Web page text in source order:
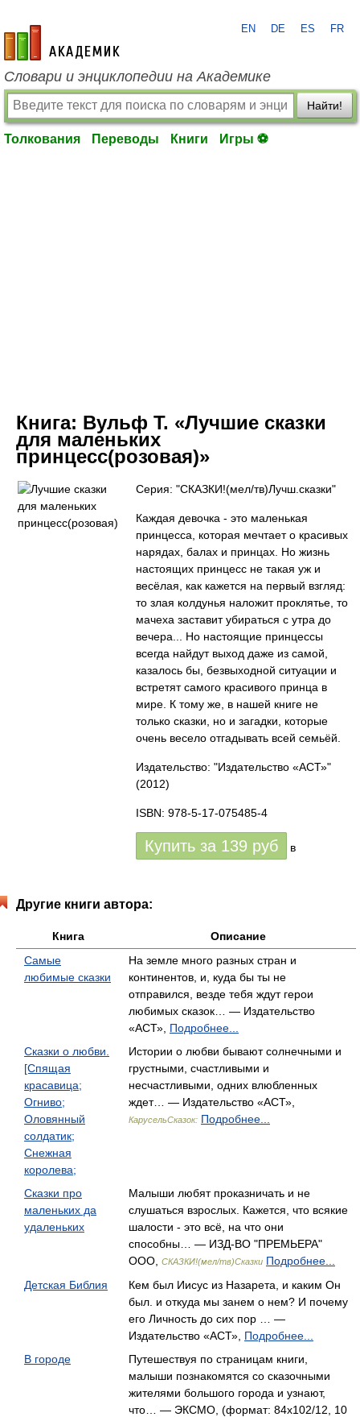
academic.ru
EN DE ES FR
Словари и энциклопедии на Академике
Найти!
Толкования Переводы Книги Игры ⚽
Книга: Вульф Т. «Лучшие сказки
для маленьких
принцесс(розовая)»
Серия: "СКАЗКИ!(мел/тв)Лучш.сказки"
Каждая девочка - это маленькая
принцесса, которая мечтает о красивых
нарядах, балах и принцах. Но жизнь
настоящих принцесс не такая уж и
весёлая, как кажется на первый взгляд:
то злая колдунья наложит проклятье, то
мачеха заставит убираться с утра до
вечера... Но настоящие принцессы
всегда найдут выход даже из самой,
казалось бы, безвыходной ситуации и
встретят самого красивого принца в
мире. К тому же, в нашей книге не
только сказки, но и загадки, которые
очень весело отгадывать всей семьёй.
Издательство: "Издательство «АСТ»"
(2012)
ISBN: 978-5-17-075485-4
Купить за 139 руб в
Другие книги автора:
Книга
Описание
Самые
любимые сказки
На земле много разных стран и
континентов, и, куда бы ты не
отправился, везде тебя ждут герои
любимых сказок… — Издательство
«АСТ», Подробнее...
Сказки о любви.
[Спящая
красавица;
Огниво;
Оловянный
солдатик;
Снежная
королева;
Истории о любви бывают солнечными и
грустными, счастливыми и
несчастливыми, одних влюбленных
ждет… — Издательство «АСТ»,
КарусельСказок: Подробнее...
Сказки про
маленьких да
удаленьких
Малыши любят проказничать и не
слушаться взрослых. Кажется, что всякие
шалости - это всё, на что они
способны… — ИЗД-ВО "ПРЕМЬЕРА"
ООО,
СКАЗКИ!(мел/тв)Сказки Подробнее...
Детская Библия
Кем был Иисус из Назарета, и каким Он
был. и откуда мы занем о нем? И почему
его Личность до сих пор … —
Издательство «АСТ», Подробнее...
В городе
Путешествуя по страницам книги,
малыши познакомятся со сказочными
жителями большого города и узнают,
что… — ЭКСМО, (формат: 84x102/12, 10